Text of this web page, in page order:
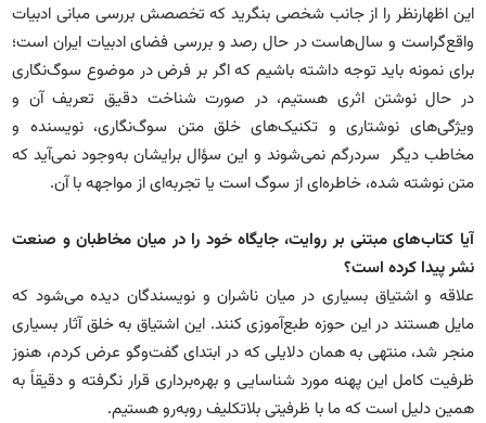
این اظهارنظر را از جانب شخصی بنگرید که تخصصش بررسی مبانی ادبیات
واقع‌گراست و سال‌هاست در حال رصد و بررسی فضای ادبیات ایران است؛
برای نمونه باید توجه داشته باشیم که اگر بر فرض در موضوع سوگ‌نگاری
در حال نوشتن اثری هستیم، در صورت شناخت دقیق تعریف آن و
ویژگی‌های نوشتاری و تکنیک‌های خلق متن سوگ‌نگاری، نویسنده و
مخاطب دیگر سردرگم نمی‌شوند و این سؤال برایشان به‌وجود نمی‌آید که
متن نوشته‌ شده، خاطره‌ای از سوگ است یا تجربه‌ای از مواجهه با آن.
آیا کتاب‌های مبتنی بر روایت، جایگاه خود را در میان مخاطبان و صنعت
نشر پیدا کرده است؟
علاقه و اشتیاق بسیاری در میان ناشران و نویسندگان دیده می‌شود که
مایل هستند در این حوزه طبع‌آموزی کنند. این اشتیاق به خلق آثار بسیاری
منجر شد، منتهی به همان دلایلی که در ابتدای گفت‌وگو عرض کردم، هنوز
ظرفیت کامل این پهنه مورد شناسایی و بهره‌برداری قرار نگرفته و دقیقاً به
همین دلیل است که ما با ظرفیتی بلاتکلیف روبه‌رو هستیم.